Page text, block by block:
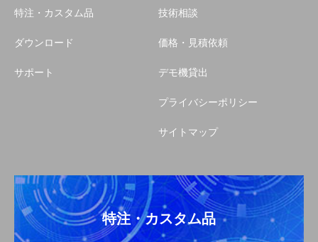
特注・カスタム品
ダウンロード
サポート
技術相談
価格・見積依頼
デモ機貸出
プライバシーポリシー
サイトマップ
特注・カスタム品